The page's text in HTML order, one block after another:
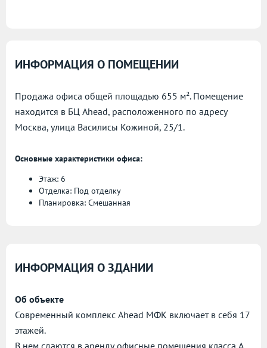
ИНФОРМАЦИЯ О ПОМЕЩЕНИИ
Продажа офиса общей площадью 655 м². Помещение
находится в БЦ Ahead, расположенного по адресу
Москва, улица Василисы Кожиной, 25/1.
Основные характеристики офиса:
Этаж: 6
Отделка: Под отделку
Планировка: Смешанная
ИНФОРМАЦИЯ О ЗДАНИИ
Об объекте
Современный комплекс Ahead МФК включает в себя 17
этажей.